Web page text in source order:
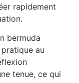
rapidement
bermuda
au
tenue, ce qui